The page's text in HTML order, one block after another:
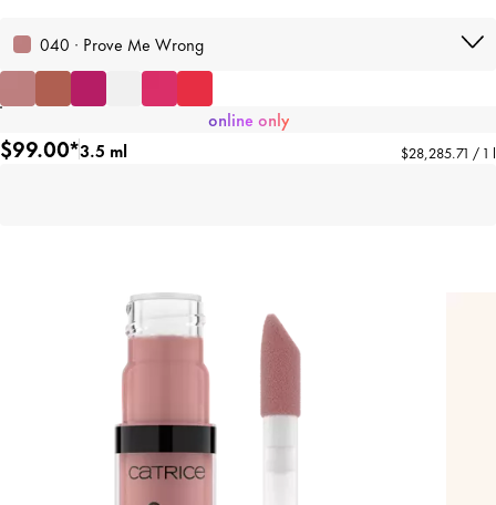
040 · Prove Me Wrong
online only
$99.00*3.5 ml $28,285.71 / 1 l